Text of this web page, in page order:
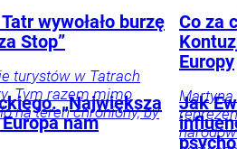
wywołało burzę
Stop”
turystów w Tatrach
Tym razem mimo
na teren chroniony, by
Co za
Europy
Martyna
„Największa
nam
Jak